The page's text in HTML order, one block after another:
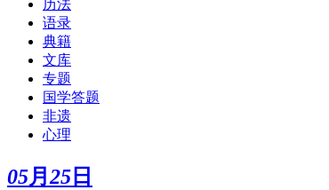
历法
语录
典籍
文库
专题
国学答题
非遗
心理
05月 25 日